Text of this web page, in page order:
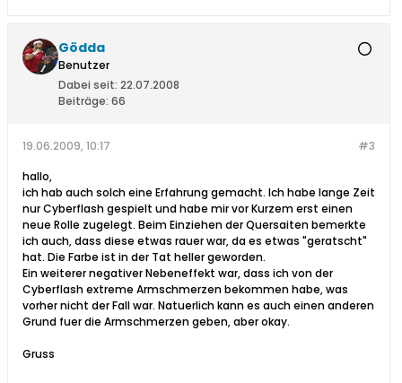
Gödda
Benutzer
Dabei seit: 22.07.2008
Beiträge: 66
#3
19.06.2009, 10:17
hallo,
ich hab auch solch eine Erfahrung gemacht. Ich habe lange Zeit
nur Cyberflash gespielt und habe mir vor Kurzem erst einen
neue Rolle zugelegt. Beim Einziehen der Quersaiten bemerkte
ich auch, dass diese etwas rauer war, da es etwas "geratscht"
hat. Die Farbe ist in der Tat heller geworden.
Ein weiterer negativer Nebeneffekt war, dass ich von der
Cyberflash extreme Armschmerzen bekommen habe, was
vorher nicht der Fall war. Natuerlich kann es auch einen anderen
Grund fuer die Armschmerzen geben, aber okay.
Gruss